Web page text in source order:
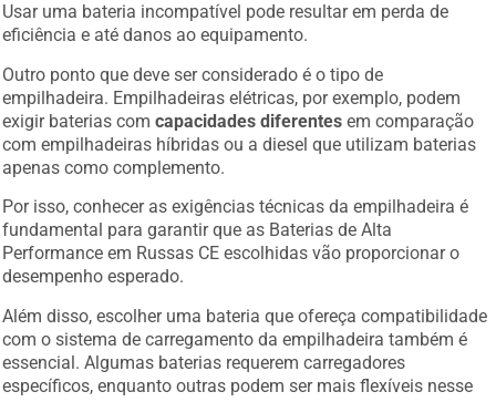
Usar uma bateria incompatível pode resultar em perda de
eficiência e até danos ao equipamento.
Outro ponto que deve ser considerado é o tipo de
empilhadeira. Empilhadeiras elétricas, por exemplo, podem
exigir baterias comcapacidades diferentes em comparação
com empilhadeiras híbridas ou a diesel que utilizam baterias
apenas como complemento.
Por isso, conhecer as exigências técnicas da empilhadeira é
fundamental para garantir que as Baterias de Alta
Performance em Russas CE escolhidas vão proporcionar o
desempenho esperado.
Além disso, escolher uma bateria que ofereça compatibilidade
com o sistema de carregamento da empilhadeira também é
essencial. Algumas baterias requerem carregadores
específicos, enquanto outras podem ser mais flexíveis nesse